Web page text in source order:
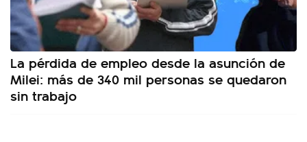
La pérdida de empleo desde la asunción de
Milei: más de 340 mil personas se quedaron
sin trabajo